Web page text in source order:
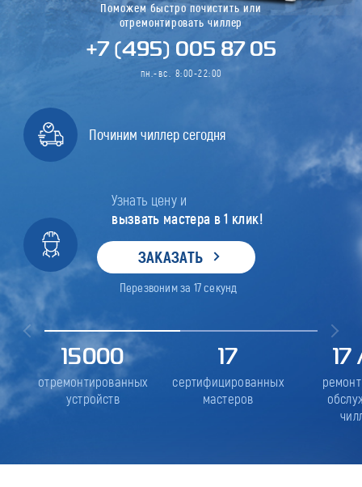
Поможем быстро почистить или
отремонтировать чиллер
+7 (495) 005 87 05
пн.-вс. 8:00-22:00
Починим чиллер сегодня
Узнать цену и
вызвать мастера в 1 клик!
ЗАКАЗАТЬ
Перезвоним за 17секунд
15000
отремонтированных
устройств
17
сертифицированных
мастеров
17